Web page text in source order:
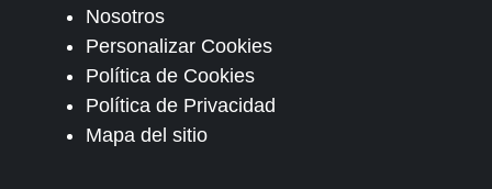
Nosotros
Personalizar Cookies
Política de Cookies
Política de Privacidad
Mapa del sitio